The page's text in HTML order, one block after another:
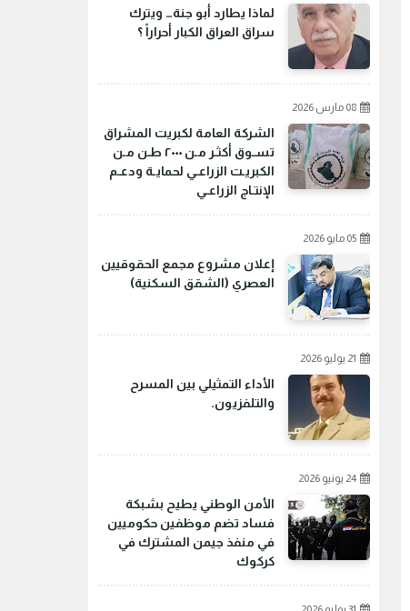
لماذا يطارد أبو جنة… ويترك
سراق العراق الكبار أحراراً ؟
08 مارس 2026
الشركة العامة لكبريت المشراق
تسـوق أكثـر مـن ٢٠٠٠ طـن مـن
الكبريـت الزراعـي لحمايـة ودعـم
الإنتـاج الزراعـي
05 مايو 2026
إعلان مشروع مجمع الحقوقيين
العصري (الشقق السكنية)
21 يوليو 2026
الأداء التمثيلي بين المسرح
والتلفزيون.
24 يونيو 2026
الأمن الوطني يطيح بشبكة
فساد تضم موظفين حكوميين
في منفذ جيمن المشترك في
كركوك